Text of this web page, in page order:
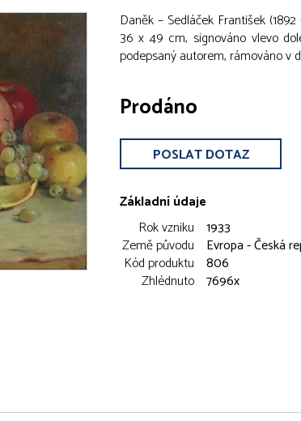
Daněk – Sedláček František
36 x 49 cm, signováno vlevo
podepsaný autorem, rámováno v
Prodáno
POSLAT DOTAZ
Základní údaje
Rok vzniku 1933
Země původu
Evropa - Česká
Kód produktu 806
Zhlédnuto 7696x